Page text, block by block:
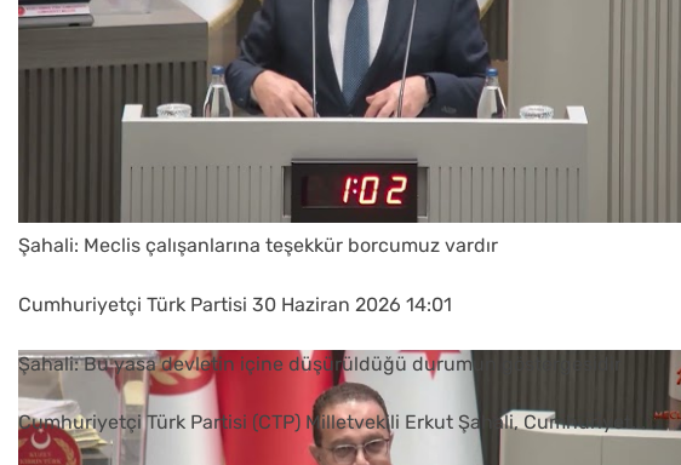
Şahali: Meclis çalışanlarına teşekkür borcumuz vardır
Cumhuriyetçi Türk Partisi 30 Haziran 2026 14:01
Şahali: Bu yasa devletin içine düşürüldüğü durumun göstergesidir
Cumhuriyetçi Türk Partisi (CTP) Milletvekili Erkut Şahali, Cumhuriyet ...